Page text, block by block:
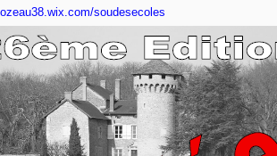
soudesecoles